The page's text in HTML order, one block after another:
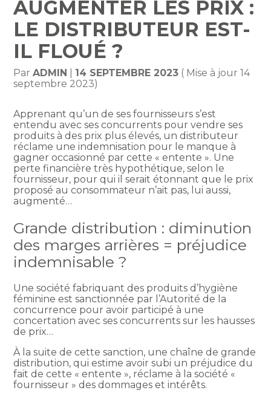
AUGMENTER LES PRIX :
LE DISTRIBUTEUR EST-
IL FLOUÉ ?
ParADMIN 14 SEPTEMBRE 2023 ( Mise à jour 14
septembre 2023)
Apprenant qu’un de ses fournisseurs s’est
entendu avec ses concurrents pour vendre ses
produits à des prix plus élevés, un distributeur
réclame une indemnisation pour le manque à
gagner occasionné par cette « entente ». Une
perte financière très hypothétique, selon le
fournisseur, pour qui il serait étonnant que le prix
proposé au consommateur n’ait pas, lui aussi,
augmenté…
Grande distribution : diminution
des marges arrières = préjudice
indemnisable ?
Une société fabriquant des produits d’hygiène
féminine est sanctionnée par l’Autorité de la
concurrence pour avoir participé à une
concertation avec ses concurrents sur les hausses
de prix…
À la suite de cette sanction, une chaîne de grande
distribution, qui estime avoir subi un préjudice du
fait de cette « entente », réclame à la société «
fournisseur » des dommages et intérêts.